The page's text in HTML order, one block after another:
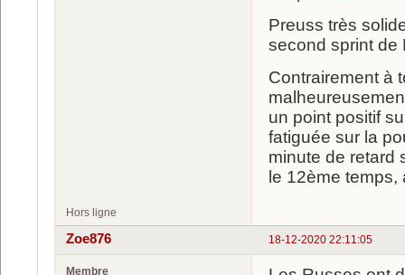
Preuss très
second sprint de
Contrairement à
un point positif
fatiguée sur la
minute de retard
le 12ème
Hors ligne
18-12-2020 22:11:05
Zoe876
Membre